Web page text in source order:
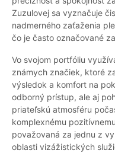
Zuzulovej sa vyznačuje
nadmerného zaťaženia
čo je často označované
Vo svojom portfóliu
známych značiek, ktoré
výsledok a komfort na
odborný prístup, ale aj
priateľskú atmosféru
komplexnému
považovaná za jednu z
oblasti vizážistických